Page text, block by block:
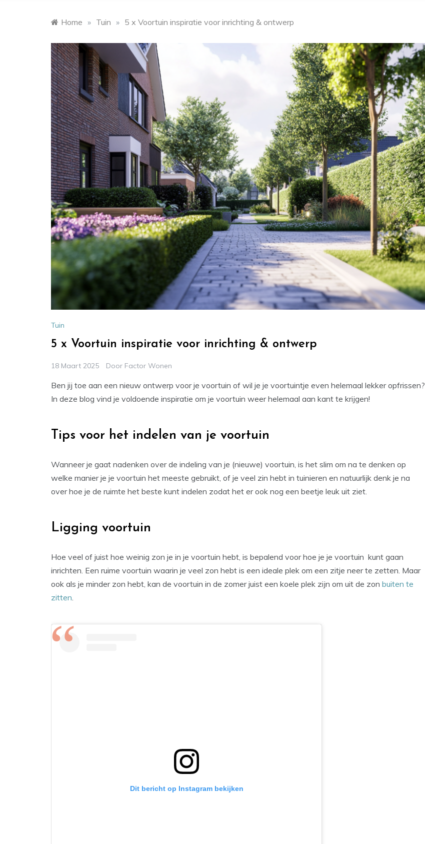
Home » Tuin » 5 x Voortuin inspiratie voor inrichting & ontwerp
Tuin
5 x Voortuin inspiratie voor inrichting & ontwerp
18 Maart 2025 Door Factor Wonen
Ben jij toe aan een nieuw ontwerp voor je voortuin of wil je je voortuintje even helemaal lekker opfrissen?
In deze blog vind je voldoende inspiratie om je voortuin weer helemaal aan kant te krijgen!
Tips voor het indelen van je voortuin
Wanneer je gaat nadenken over de indeling van je (nieuwe) voortuin, is het slim om na te denken op
welke manier je je voortuin het meeste gebruikt, of je veel zin hebt in tuinieren en natuurlijk denk je na
over hoe je de ruimte het beste kunt indelen zodat het er ook nog een beetje leuk uit ziet.
Ligging voortuin
Hoe veel of juist hoe weinig zon je in je voortuin hebt, is bepalend voor hoe je je voortuin kunt gaan
inrichten. Een ruime voortuin waarin je veel zon hebt is een ideale plek om een zitje neer te zetten. Maar
ook als je minder zon hebt, kan de voortuin in de zomer juist een koele plek zijn om uit de zon buiten te
zitten.
Dit bericht op Instagram bekijken